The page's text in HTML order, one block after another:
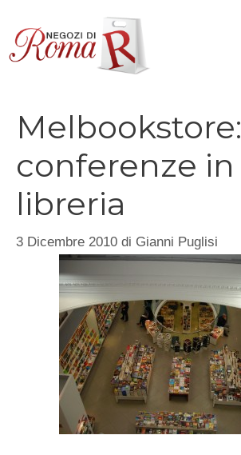
contenuto
Melbookstore:
conferenze in
libreria
3 Dicembre 2010 di Gianni Puglisi